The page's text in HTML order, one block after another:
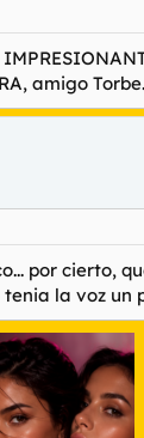
amigo Torbe.
por cierto,
la voz un